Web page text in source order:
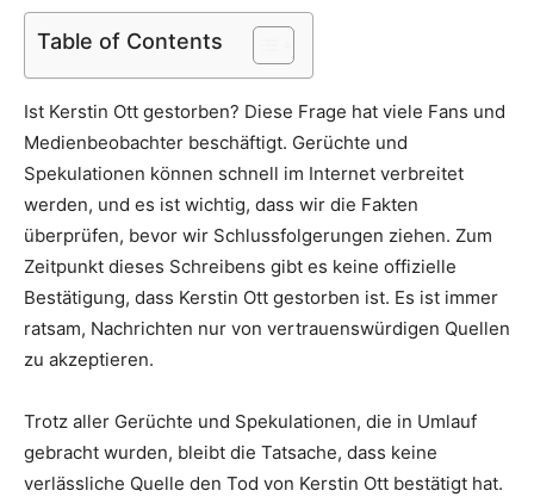
Table of Contents
Ist Kerstin Ott gestorben? Diese Frage hat viele Fans und
Medienbeobachter beschäftigt. Gerüchte und
Spekulationen können schnell im Internet verbreitet
werden, und es ist wichtig, dass wir die Fakten
überprüfen, bevor wir Schlussfolgerungen ziehen. Zum
Zeitpunkt dieses Schreibens gibt es keine offizielle
Bestätigung, dass Kerstin Ott gestorben ist. Es ist immer
ratsam, Nachrichten nur von vertrauenswürdigen Quellen
zu akzeptieren.
Trotz aller Gerüchte und Spekulationen, die in Umlauf
gebracht wurden, bleibt die Tatsache, dass keine
verlässliche Quelle den Tod von Kerstin Ott bestätigt hat.